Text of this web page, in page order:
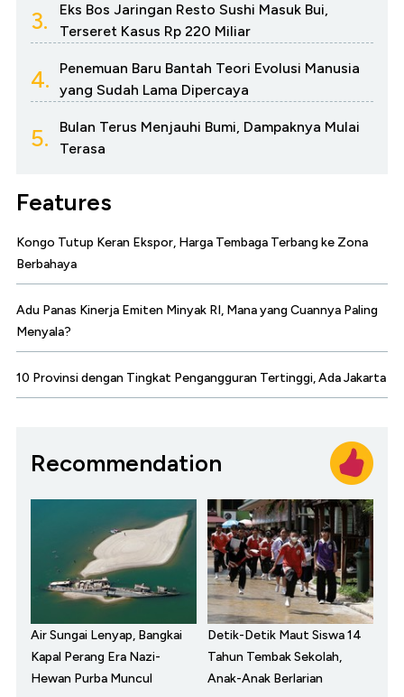
3.
Eks Bos Jaringan Resto Sushi Masuk Bui,
Terseret Kasus Rp 220 Miliar
4.
Penemuan Baru Bantah Teori Evolusi Manusia
yang Sudah Lama Dipercaya
5.
Bulan Terus Menjauhi Bumi, Dampaknya Mulai
Terasa
Features
Kongo Tutup Keran Ekspor, Harga Tembaga Terbang ke Zona
Berbahaya
Adu Panas Kinerja Emiten Minyak RI, Mana yang Cuannya Paling
Menyala?
10 Provinsi dengan Tingkat Pengangguran Tertinggi, Ada Jakarta
Recommendation
Air Sungai Lenyap, Bangkai
Kapal Perang Era Nazi-
Hewan Purba Muncul
Detik-Detik Maut Siswa 14
Tahun Tembak Sekolah,
Anak-Anak Berlarian